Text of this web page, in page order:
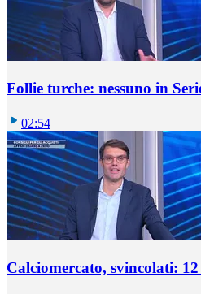
Follie turche: nessuno in
02:54
Calciomercato, svincolati: